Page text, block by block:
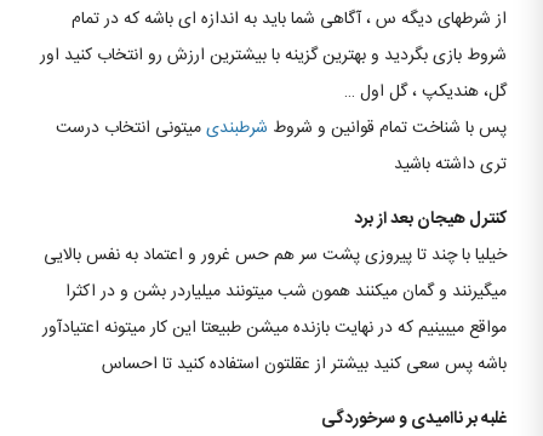
از شرطهای دیگه س ، آگاهی شما باید به اندازه ای باشه که در تمام
شروط بازی بگردید و بهترین گزینه با بیشترین ارزش رو انتخاب کنید اور
گل، هندیکپ ، گل اول …
پس با شناخت تمام قوانین و شروط شرطبندیمیتونی انتخاب درست
تری داشته باشید
کنترل هیجان بعد از برد
خیلیا با چند تا پیروزی پشت سر هم حس غرور و اعتماد به نفس بالایی
میگیرنند و گمان میکنند همون شب میتونند میلیاردر بشن و در اکثرا
مواقع میبینیم که در نهایت بازنده میشن طبیعتا این کار میتونه اعتیادآور
باشه پس سعی کنید بیشتر از عقلتون استفاده کنید تا احساس
غلبه بر ناامیدی و سرخوردگی